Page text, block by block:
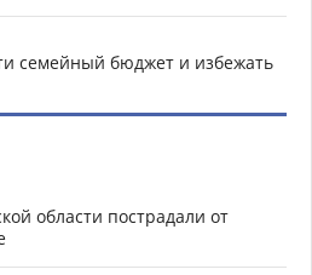
семейный бюджет и избежать
области пострадали от